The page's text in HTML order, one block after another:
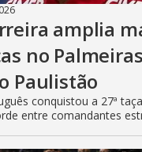
amplia
no
Paulistão
conquistou a 27ª
entre comandantes